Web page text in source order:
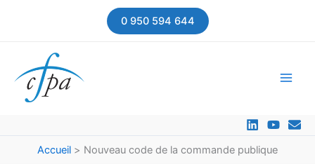
0 950 594 644
Accueil Nouveau code de la commande publique